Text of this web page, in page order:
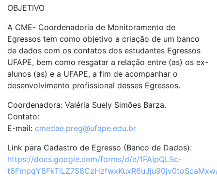
OBJETIVO
A CME- Coordenadoria de Monitoramento de
Egressos tem como objetivo a criação de um banco
de dados com os contatos dos estudantes Egressos
UFAPE, bem como resgatar a relação entre (as) os ex-
alunos (as) e a UFAPE, a fim de acompanhar o
desenvolvimento profissional desses Egressos.
Coordenadora: Valéria Suely Simões Barza.
Contato:
E-mail: cmedae.preg@ufape.edu.br
Link para Cadastro de Egresso (Banco de Dados):
https://docs.google.com/forms/d/e/1FAIpQLSc-